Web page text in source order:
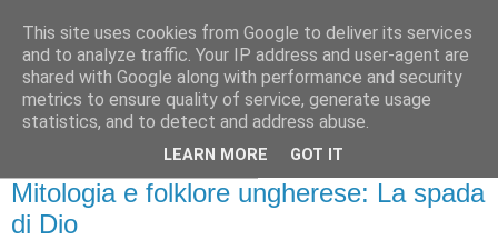
Gangleri - Il blog del
Progetto Bifröst
Mitologia e folklore ungherese: La spada
di Dio
This site uses cookies from Google to deliver its services
and to analyze traffic. Your IP address and user-agent are
shared with Google along with performance and security
metrics to ensure quality of service, generate usage
statistics, and to detect and address abuse.
LEARN MORE GOT IT